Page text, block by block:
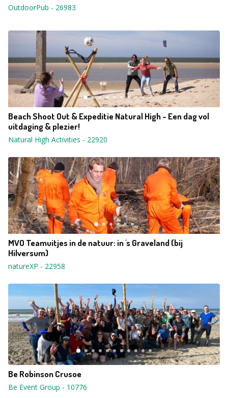
OutdoorPub - 26983
Beach Shoot Out & Expeditie Natural High - Een dag vol
uitdaging & plezier!
Natural High Activities - 22920
MVO Teamuitjes in de natuur: in 's Graveland (bij
Hilversum)
natureXP - 22958
Be Robinson Crusoe
Be Event Group - 10776